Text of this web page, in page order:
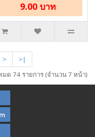
9.00 บาท
>
>|
ด 74 รายการ (จำนวน 7 หน้า)